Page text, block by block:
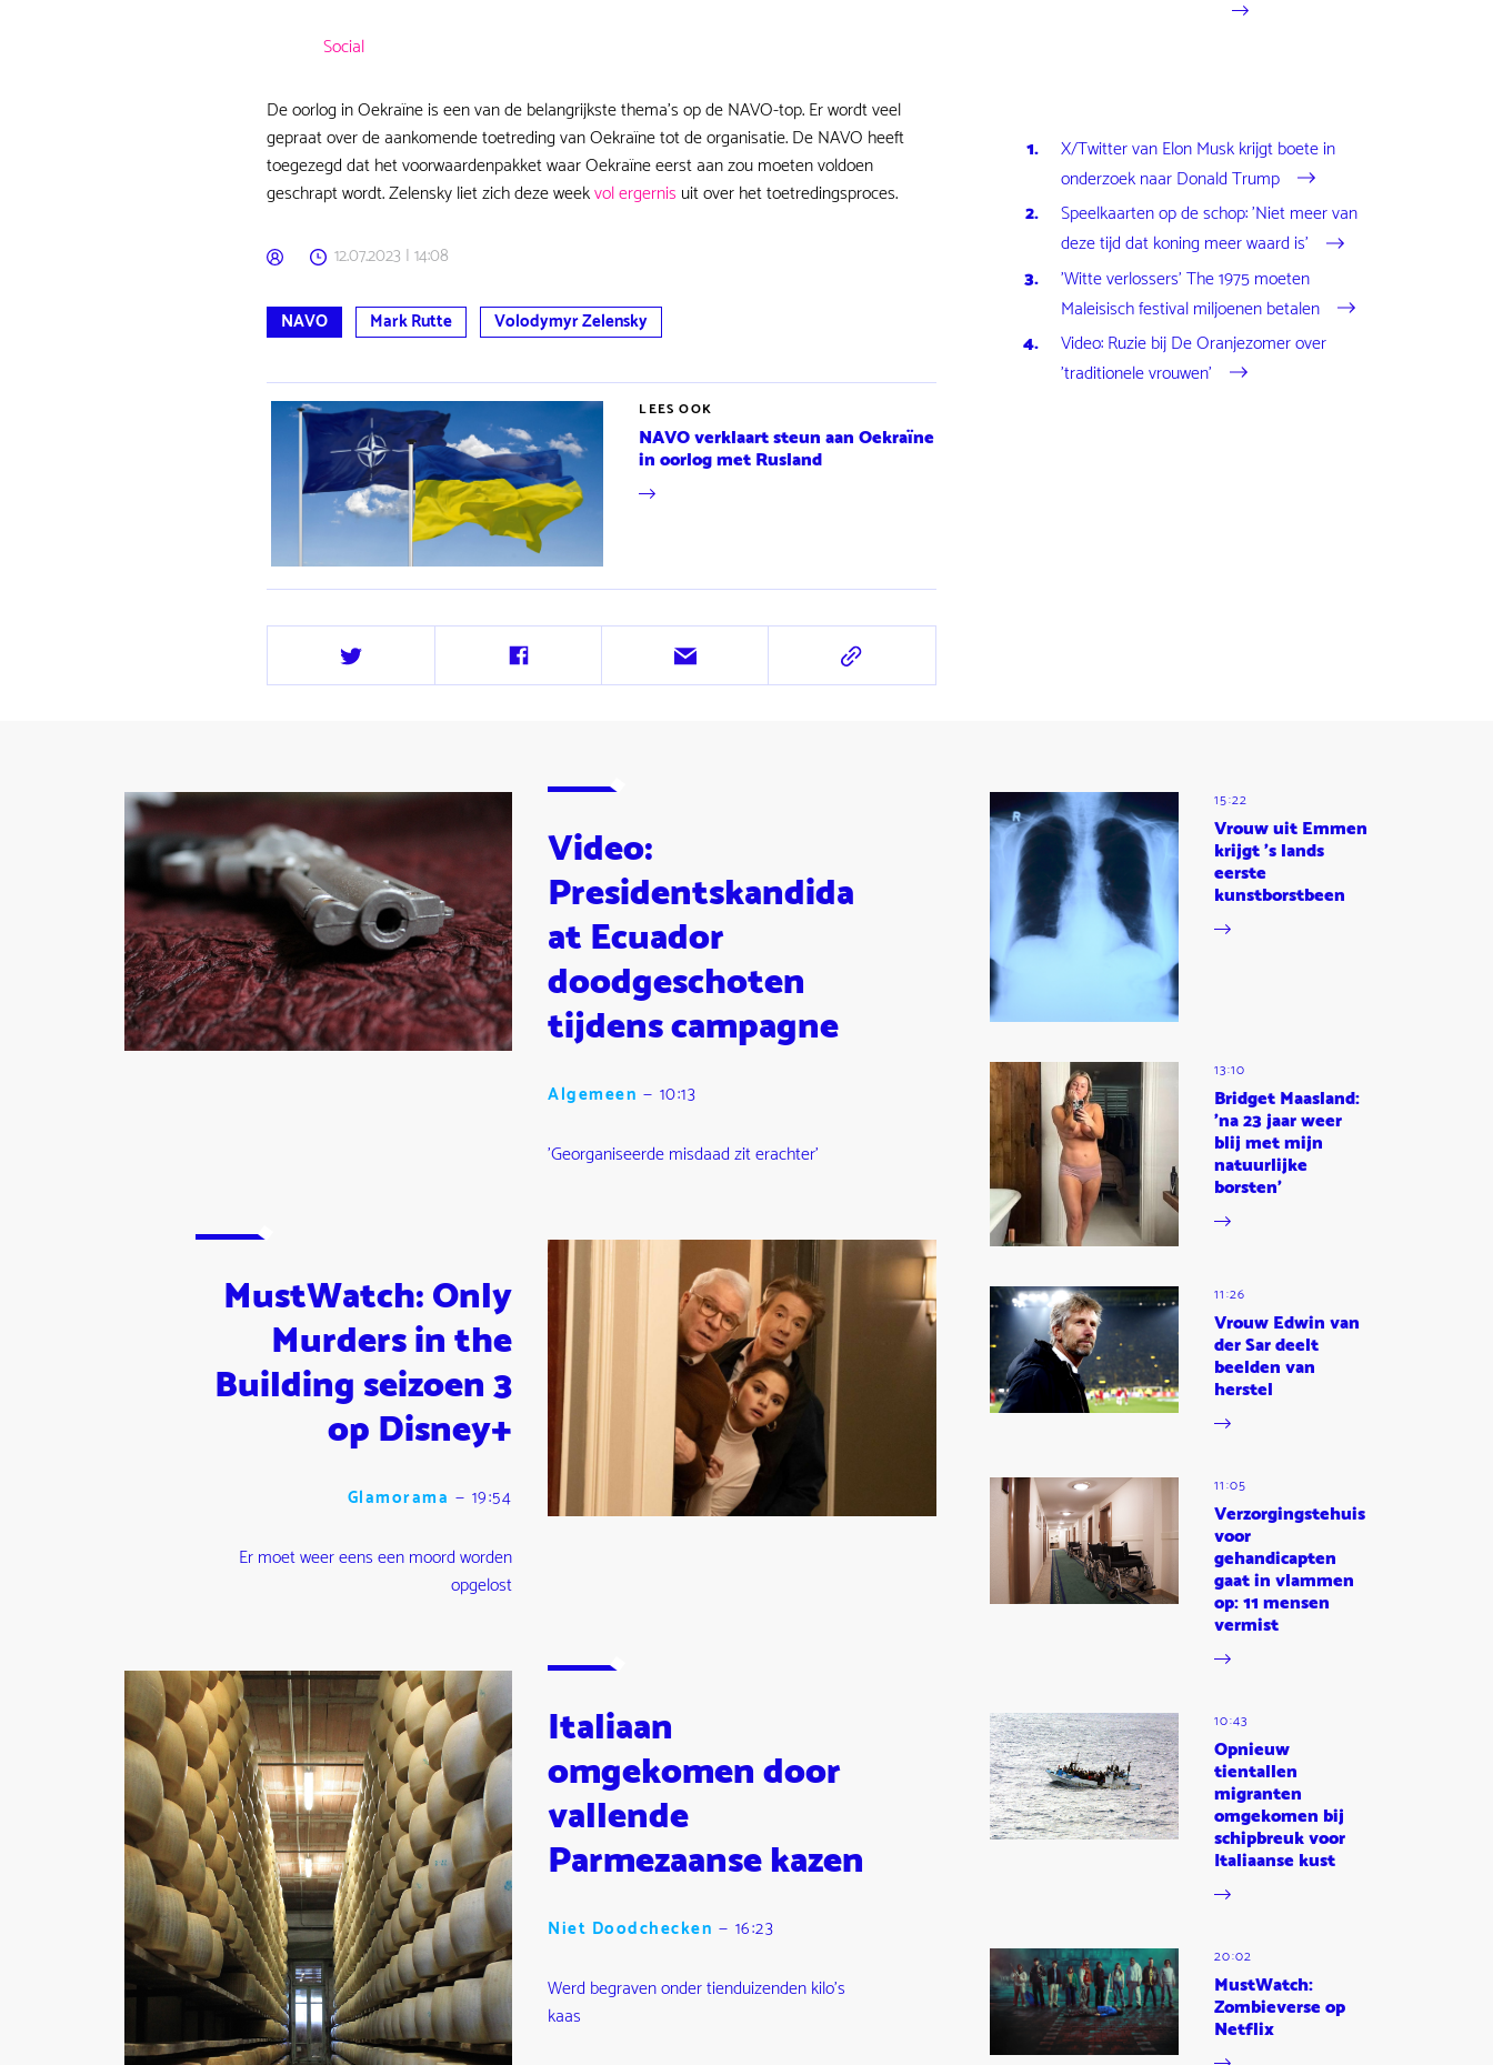
Social
De oorlog in Oekraïne is een van de belangrijkste thema's op de NAVO-top. Er wordt veel
gepraat over de aankomende toetreding van Oekraïne tot de organisatie. De NAVO heeft
toegezegd dat het voorwaardenpakket waar Oekraïne eerst aan zou moeten voldoen
geschrapt wordt. Zelensky liet zich deze weekvol ergernis uit over het toetredingsproces.
12.07.2023 | 14:08
NAVO Mark Rutte Volodymyr Zelensky
LEES OOK
NAVO verklaart steun aan Oekraïne
in oorlog met Rusland
Deel
Deel
Deel
Deel
X/Twitter van Elon Musk krijgt boete in
onderzoek naar Donald Trump
Speelkaarten op de schop: 'Niet meer van
deze tijd dat koning meer waard is'
'Witte verlossers' The 1975 moeten
Maleisisch festival miljoenen betalen
Video: Ruzie bij De Oranjezomer over
'traditionele vrouwen'
Video:
Presidentskandida
at Ecuador
doodgeschoten
tijdens campagne
Algemeen — 10:13
'Georganiseerde misdaad zit erachter'
MustWatch: Only
Murders in the
Building seizoen 3
op Disney+
Glamorama — 19:54
Er moet weer eens een moord worden
opgelost
Italiaan
omgekomen door
vallende
Parmezaanse kazen
Niet Doodchecken — 16:23
Werd begraven onder tienduizenden kilo's
kaas
15:22
Vrouw uit Emmen
krijgt 's lands
eerste
kunstborstbeen
13:10
Bridget Maasland:
'na 23 jaar weer
blij met mijn
natuurlijke
borsten'
11:26
Vrouw Edwin van
der Sar deelt
beelden van
herstel
11:05
Verzorgingstehuis
voor
gehandicapten
gaat in vlammen
op: 11 mensen
vermist
10:43
Opnieuw
tientallen
migranten
omgekomen bij
schipbreuk voor
Italiaanse kust
20:02
MustWatch:
Zombieverse op
Netflix